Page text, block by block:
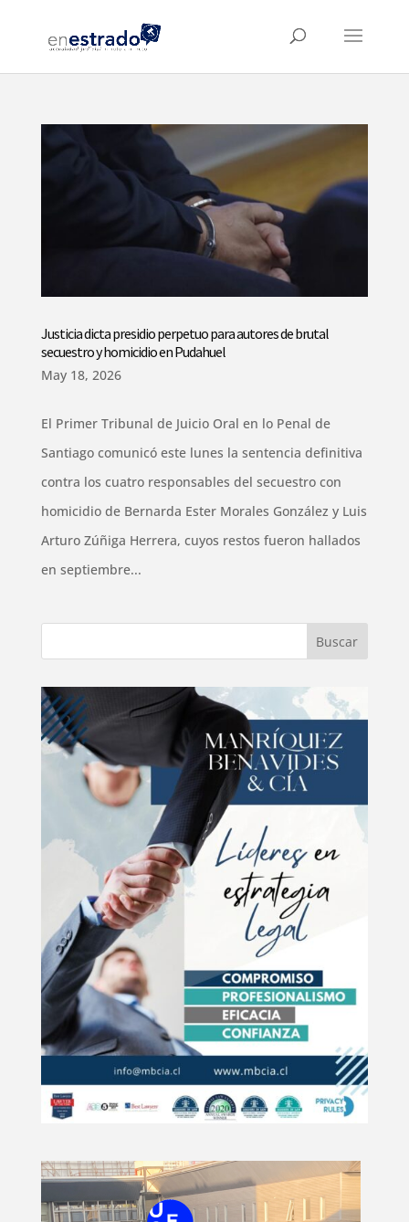
Justicia dicta presidio perpetuo para autores de brutal
secuestro y homicidio en Pudahuel
May 18, 2026
El Primer Tribunal de Juicio Oral en lo Penal de
Santiago comunicó este lunes la sentencia definitiva
contra los cuatro responsables del secuestro con
homicidio de Bernarda Ester Morales González y Luis
Arturo Zúñiga Herrera, cuyos restos fueron hallados
en septiembre...